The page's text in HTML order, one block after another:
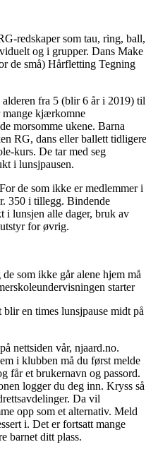
redskaper som tau, ring, ball,
og i grupper. Dans Make
de små) Hårfletting Tegning
alderen fra 5 (blir 6 år i 2019) til
mange kjærkomne
morsomme ukene. Barna
RG, dans eller ballett tidligere
kurs. De tar med seg
i lunsjpausen.
de som ikke er medlemmer i
350 i tillegg. Bindende
i lunsjen alle dager, bruk av
for øvrig.
som ikke går alene hjem må
starter
en times lunsjpause midt på
nettsiden vår, njaard.no.
i klubben må du først melde
får et brukernavn og passord.
logger du deg inn. Kryss så
Da vil
opp som et alternativ. Meld
i. Det er fortsatt mange
barnet ditt plass.